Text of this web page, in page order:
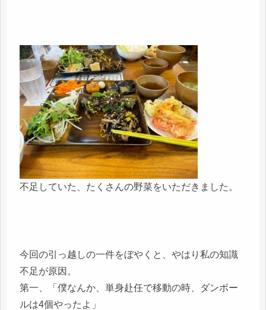
不足していた、たくさんの野菜をいただきました。
今回の引っ越しの一件をぼやくと、やはり私の知識
不足が原因。
第一、「僕なんか、単身赴任で移動の時、ダンボー
ルは4個やったよ」